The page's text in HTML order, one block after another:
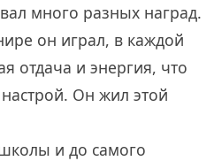
много разных наград.
он играл, в каждой
отдача и энергия, что
Он жил этой
и до самого